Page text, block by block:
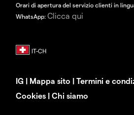
Orari di apertura del servizio clienti in
WhatsApp: Clicca qui
IG | Mappa sito | Termini e
Cookies | Chi siamo